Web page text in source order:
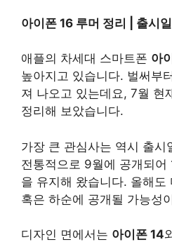
아이폰 16 루머 정리 | 출시
애플의 차세대 스마트폰 아
높아지고 있습니다. 벌써부
져 나오고 있는데요, 7월 현
정리해 보았습니다.
가장 큰 관심사는 역시 출시
전통적으로 9월에 공개되어
을 유지해 왔습니다. 올해도
혹은 하순에 공개될 가능성
디자인 면에서는 아이폰 14